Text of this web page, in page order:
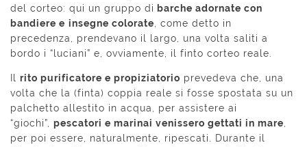
del corteo: qui un gruppo di barche adornate con
bandiere e insegne colorate, come detto in
precedenza, prendevano il largo, una volta saliti a
bordo i “luciani” e, ovviamente, il finto corteo reale.
Il rito purificatore e propiziatorio prevedeva che, una
volta che la (finta) coppia reale si fosse spostata su un
palchetto allestito in acqua, per assistere ai
“giochi”, pescatori e marinai venissero gettati in mare,
per poi essere, naturalmente, ripescati. Durante il